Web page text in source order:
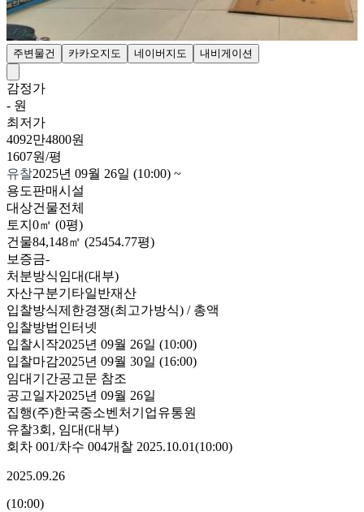
주변물건 카카오지도 네이버지도 내비게이션
감정가
- 원
최저가
4092만4800원
1607원/평
유찰2025년 09월 26일 (10:00) ~
용도판매시설
대상건물전체
토지 0㎡ (0평)
건물84,148㎡ (25454.77평)
보증금-
처분방식임대(대부)
자산구분기타일반재산
입찰방식제한경쟁(최고가방식) / 총액
입찰방법인터넷
입찰시작2025년 09월 26일 (10:00)
입찰마감2025년 09월 30일 (16:00)
임대기간공고문 참조
공고일자2025년 09월 26일
집행(주)한국중소벤처기업유통원
유찰3회 , 임대(대부)
회차 001/차수 004개찰 2025.10.01(10:00)
2025.09.26
(10:00)